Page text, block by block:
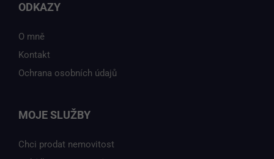
ODKAZY
O mně
Kontakt
Ochrana osobních údajů
MOJE SLUŽBY
Chci prodat nemovitost